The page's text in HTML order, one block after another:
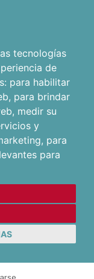
tecnologías
de
para habilitar
, para brindar
, medir su
y
, para
para